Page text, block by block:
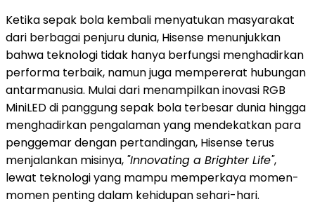
Ketika sepak bola kembali menyatukan masyarakat
dari berbagai penjuru dunia, Hisense menunjukkan
bahwa teknologi tidak hanya berfungsi menghadirkan
performa terbaik, namun juga mempererat hubungan
antarmanusia. Mulai dari menampilkan inovasi RGB
MiniLED di panggung sepak bola terbesar dunia hingga
menghadirkan pengalaman yang mendekatkan para
penggemar dengan pertandingan, Hisense terus
menjalankan misinya, "Innovating a Brighter Life",
lewat teknologi yang mampu memperkaya momen-
momen penting dalam kehidupan sehari-hari.